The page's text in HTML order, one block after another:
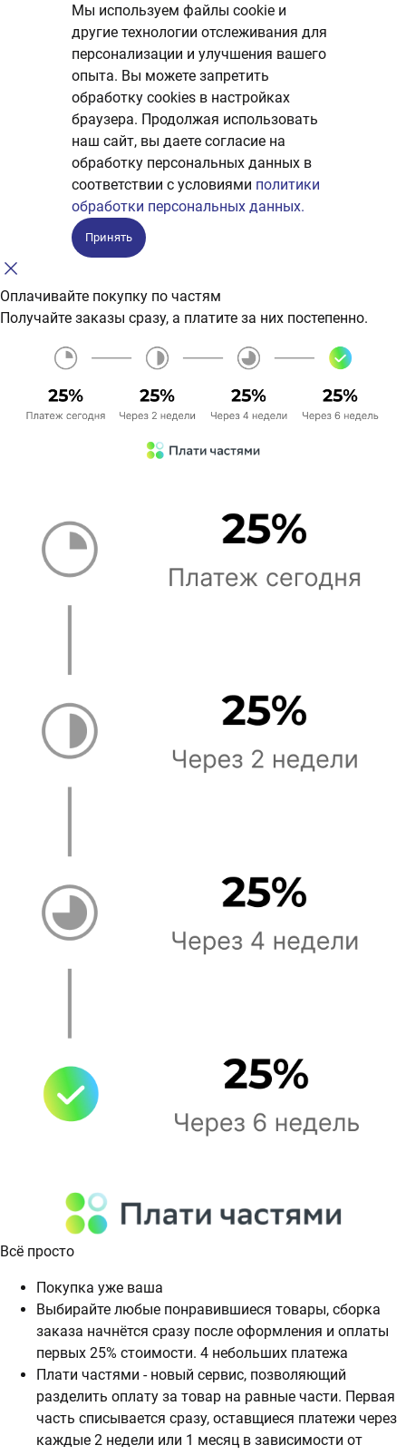
Мы используем файлы cookie и
другие технологии отслеживания для
персонализации и улучшения вашего
опыта. Вы можете запретить
обработку сookies в настройках
браузера. Продолжая использовать
наш сайт, вы даете согласие на
обработку персональных данных в
соответствии с условиями политики
обработки персональных данных.
Принять
Оплачивайте покупку по частям
Получайте заказы сразу, а платите за них постепенно.
Всё просто
Покупка уже ваша
Выбирайте любые понравившиеся товары, сборка
заказа начнётся сразу после оформления и оплаты
первых 25% стоимости. 4 небольших платежа
Плати частями - новый сервис, позволяющий
разделить оплату за товар на равные части. Первая
часть списывается сразу, оставщиеся платежи через
каждые 2 недели или 1 месяц в зависимости от